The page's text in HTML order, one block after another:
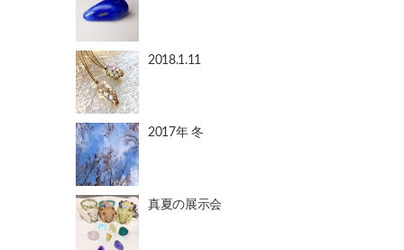
2018.1.11
2017年 冬
真夏の展示会